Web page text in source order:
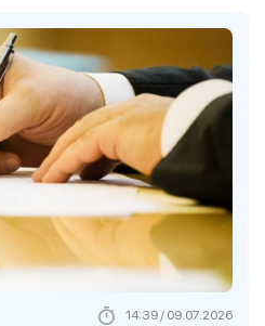
14:39 / 09.07.2026